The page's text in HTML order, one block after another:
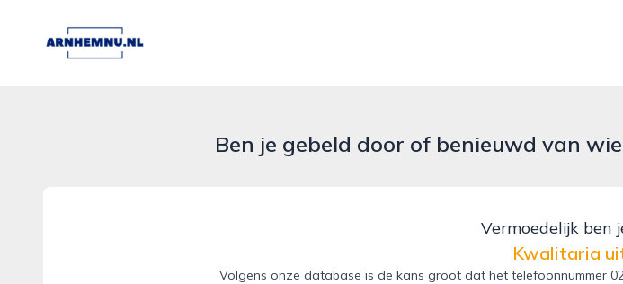
arnhemnu.nl
Ben je gebeld door of benieuwd van
Vermoedelijk ben
Kwalitaria
Volgens onze database is de kans groot dat het telefoonnummer